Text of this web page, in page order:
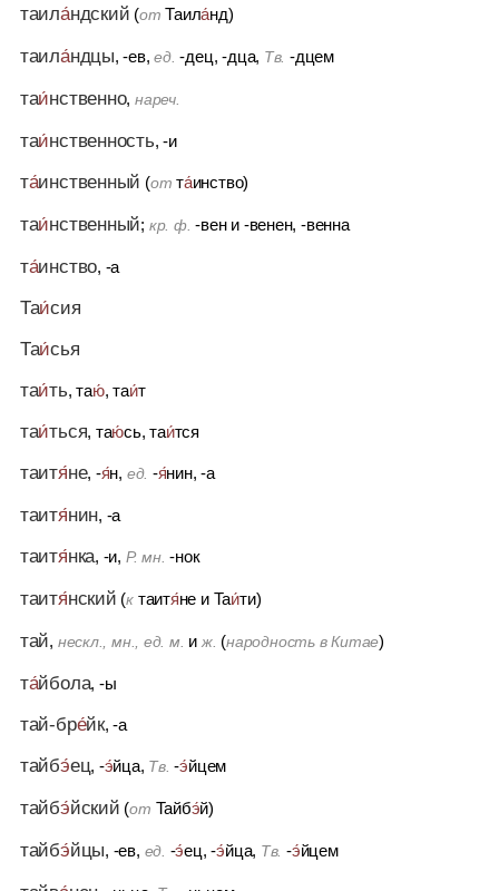
таила́ндский (от Таила́нд)
таила́ндцы, -ев,ед. -дец, -дца, Тв. -дцем
таи́нственно,нареч.
таи́нственность, -и
та́инственный (от та́инство)
таи́нственный; кр. ф. -вен и-венен, -венна
та́инство, -а
Таи́сия
Таи́сья
таи́ть, таю́, таи́т
таи́ться, таю́сь, таи́тся
таитя́не, -я́н, ед. -я́нин, -а
таитя́нин, -а
таитя́нка, -и, Р. мн. -нок
таитя́нский (к таитя́не иТаи́ти)
тай, нескл., мн., ед. м. и ж. (народность в Китае)
та́йбола, -ы
тай-бре́йк, -а
тайбэ́ец, -э́йца, Тв. -э́йцем
тайбэ́йский (от Тайбэ́й)
тайбэ́йцы, -ев, ед. -э́ец, -э́йца, Тв. -э́йцем